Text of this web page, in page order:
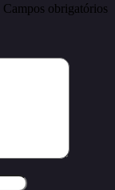
Campos obrigatórios